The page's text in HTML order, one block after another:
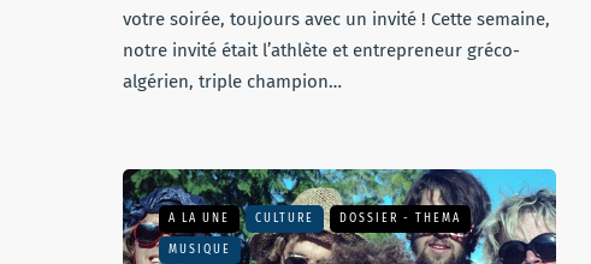
votre soirée, toujours avec un invité ! Cette semaine,
notre invité était l’athlète et entrepreneur gréco-
algérien, triple champion…
A LA UNE CULTURE DOSSIER - THEMA
MUSIQUE